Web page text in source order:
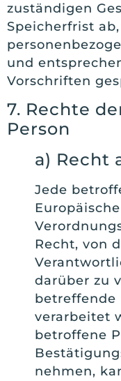
zuständigen
Speicherfrist
und
Vorschriften
7. Rechte
Person
a) Recht
Jede
Recht, von
darüber zu
betreffende
verarbeitet
betroffene
nehmen,